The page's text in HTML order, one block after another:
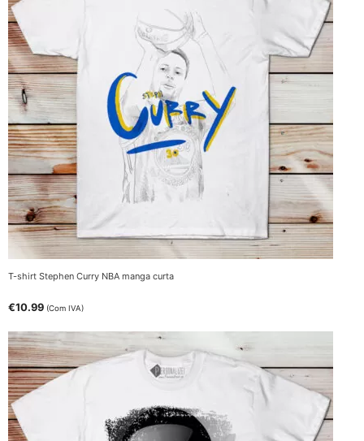
T-shirt Stephen Curry NBA manga curta
€10.99 (Com IVA)